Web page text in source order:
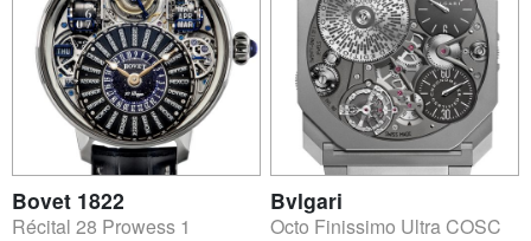
Bovet 1822
Récital 28 Prowess 1
Bvlgari
Octo Finissimo Ultra COSC